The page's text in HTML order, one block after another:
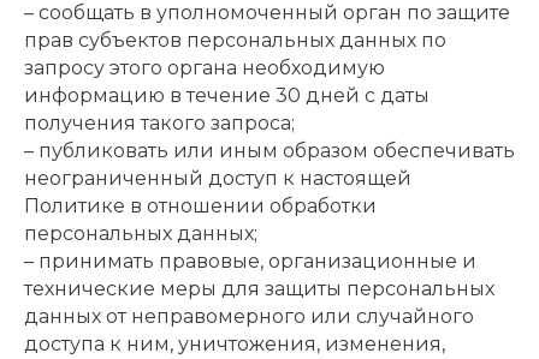
– сообщать в уполномоченный орган по защите
прав субъектов персональных данных по
запросу этого органа необходимую
информацию в течение 30 дней с даты
получения такого запроса;
– публиковать или иным образом обеспечивать
неограниченный доступ к настоящей
Политике в отношении обработки
персональных данных;
– принимать правовые, организационные и
технические меры для защиты персональных
данных от неправомерного или случайного
доступа к ним, уничтожения, изменения,